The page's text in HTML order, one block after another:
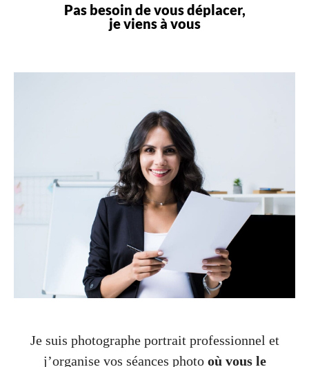
Pas besoin de vous déplacer,
je viens à vous
Je suis photographe portrait professionnel et
j’organise vos séances photo où vous le